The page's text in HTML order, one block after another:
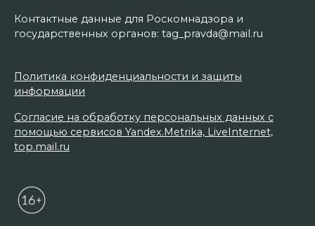
Контактные данные для Роскомнадзора и
государственных органов: tag_pravda@mail.ru
Политика конфиденциальности и защиты
информации
Согласие на обработку персональных данных с
помощью сервисов Yandex.Metrika, LiveInternet,
top.mail.ru